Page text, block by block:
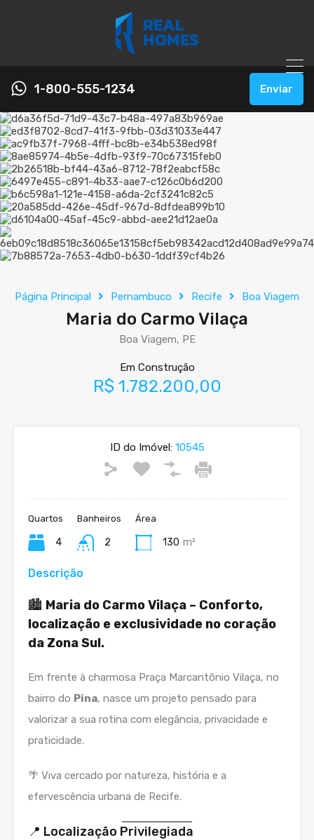
1-800-555-1234 Enviar
Página Principal Pernambuco Recife Boa Viagem
Maria do Carmo Vilaça
Boa Viagem, PE
Em Construção
R$ 1.782.200,00
ID do Imóvel:10545
Quartos
4
Banheiros
2
Área
130 m²
Descrição
🏙️ Maria do Carmo Vilaça – Conforto,
localização e exclusividade no coração
da Zona Sul.
Em frente à charmosa Praça Marcantônio Vilaça, no
bairro do Pina, nasce um projeto pensado para
valorizar a sua rotina com elegância, privacidade e
praticidade.
🌴 Viva cercado por natureza, história e a
efervescência urbana de Recife.
📍 Localização Privilegiada